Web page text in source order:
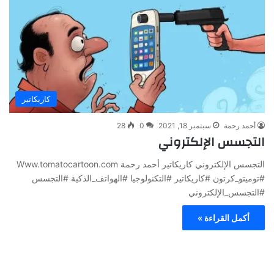
كاريكاتير
أحمد رحمة سبتمبر 18, 2021 0
28
التجسس الإلكتروني
التجسس الإلكتروني كاريكاتير أحمد رحمة Www.tomatocartoon.com
#توميتو_كرتون #كاريكاتير #التكنولوجيا #الهواتف_الذكية #التجسس
#التجسس_الإلكتروني
أكمل القراءة »